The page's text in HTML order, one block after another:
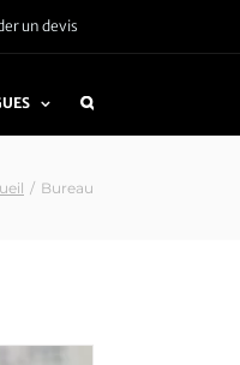
un devis
/ Bureau